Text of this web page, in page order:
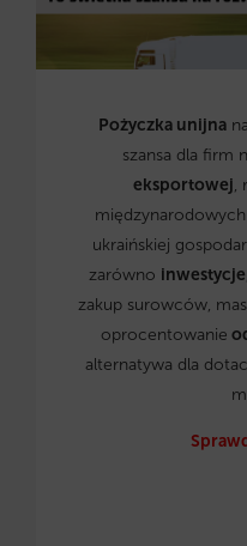
Pożyczka unijna
szansa dla firm
eksportowej,
ukraińskiej
zarówno inwestycje
zakup surowców,
oprocentowanie
alternatywa dla